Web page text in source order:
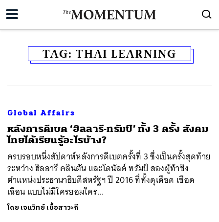
TAG: THAI LEARNING
Global Affairs
หลังการดีเบต ‘ฮิลลารี-ทรัมป์’ ทั้ง 3 ครั้ง สังคม
ไทยได้เรียนรู้อะไรบ้าง?
ครบรอบหนึ่งสัปดาห์หลังการดีเบตครั้งที่ 3 ซึ่งเป็นครั้งสุดท้าย
ระหว่าง ฮิลลารี คลินตัน และโดนัลด์ ทรัมป์ สองผู้ท้าชิง
ตำแหน่งประธานาธิบดีสหรัฐฯ ปี 2016 ที่ทั้งดุเดือด เชือด
เฉือน แบบไม่มีใครยอมใคร...
โดย เจนวิทย์ เชื้อสาวะถี